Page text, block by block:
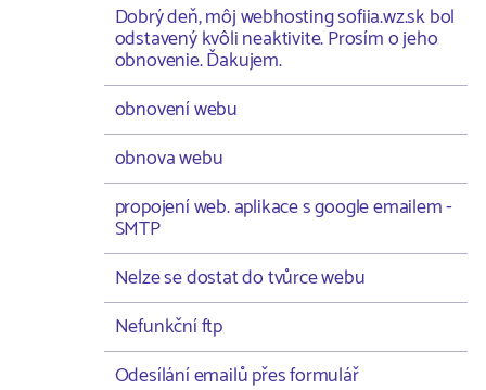
Dobrý deň, môj webhosting sofiia.wz.sk bol
odstavený kvôli neaktivite. Prosím o jeho
obnovenie. Ďakujem.
obnovení webu
obnova webu
propojení web. aplikace s google emailem -
SMTP
Nelze se dostat do tvůrce webu
Nefunkční ftp
Odesílání emailů přes formulář